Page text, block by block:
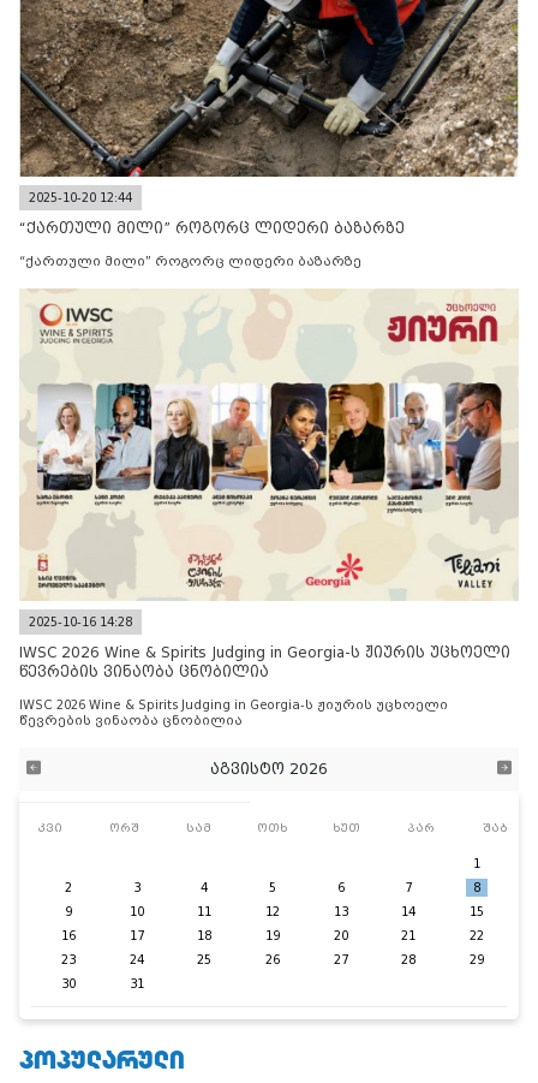
2025-10-20 12:44
“ქართული მილი” როგორც ლიდერი ბაზარზე
“ქართული მილი” როგორც ლიდერი ბაზარზე
2025-10-16 14:28
IWSC 2026 Wine & Spirits Judging in Georgia-ს ჟიურის უცხოელი
წევრების ვინაობა ცნობილია
IWSC 2026 Wine & Spirits Judging in Georgia-ს ჟიურის უცხოელი
წევრების ვინაობა ცნობილია
აგვისტო 2026
კვი ორშ სამ ოთხ ხუთ პარ შაბ
1
2
3 4 5 6 7
8
9
10 11 12 13 14
15
16
17 18 19 20 21
22
23
24 25 26 27 28
29
30
31
ᲞᲝᲞᲣᲚᲐᲠᲣᲚᲘ